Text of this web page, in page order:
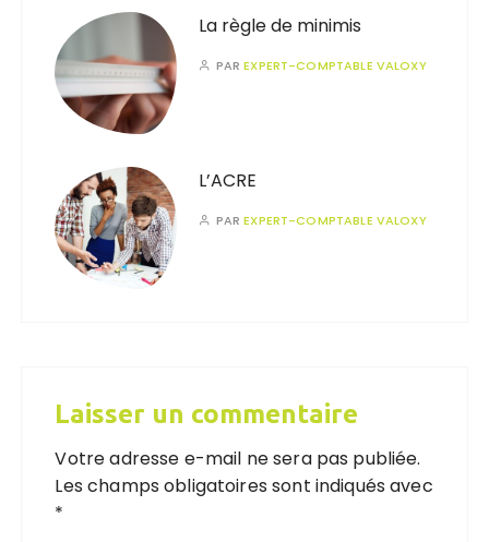
La règle de minimis
PAREXPERT-COMPTABLE VALOXY
L’ACRE
PAREXPERT-COMPTABLE VALOXY
Laisser un commentaire
Votre adresse e-mail ne sera pas publiée.
Les champs obligatoires sont indiqués avec
*